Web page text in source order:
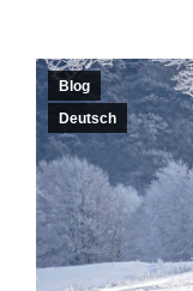
Blog
Deutsch